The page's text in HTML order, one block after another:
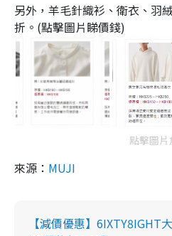
另外，羊毛針織衫、衛衣、羽
折。(點擊圖片睇價錢)
點擊圖片
來源： MUJI
【減價優惠】6IXTY8IGHT